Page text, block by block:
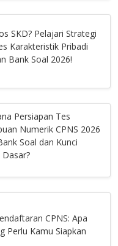
SKD? Pelajari Strategi
Karakteristik Pribadi
Bank Soal 2026!
Persiapan Tes
Numerik CPNS 2026
Soal dan Kunci
Dasar?
CPNS: Apa
Perlu Kamu Siapkan